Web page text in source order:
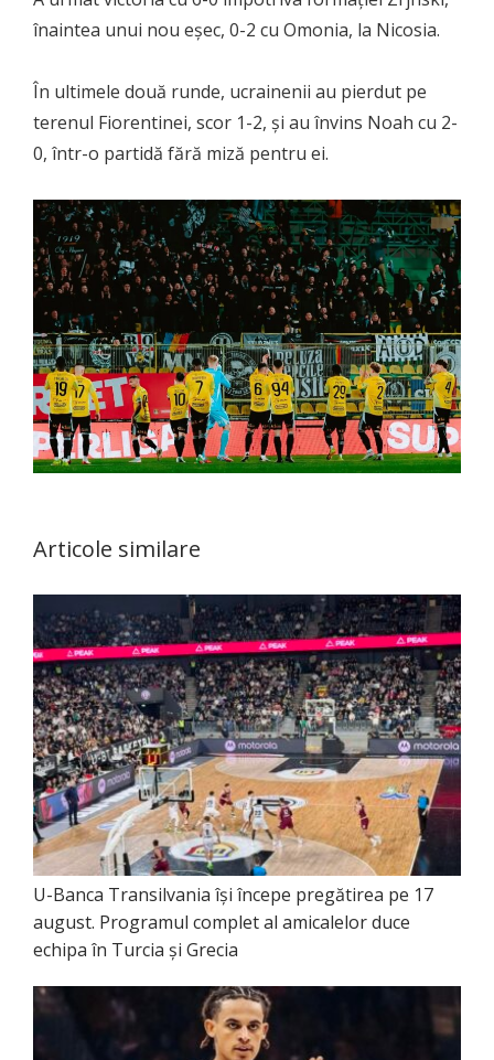
înaintea unui nou eșec, 0-2 cu Omonia, la Nicosia.
În ultimele două runde, ucrainenii au pierdut pe
terenul Fiorentinei, scor 1-2, și au învins Noah cu 2-
0, într-o partidă fără miză pentru ei.
Articole similare
U-Banca Transilvania își începe pregătirea pe 17
august. Programul complet al amicalelor duce
echipa în Turcia și Grecia